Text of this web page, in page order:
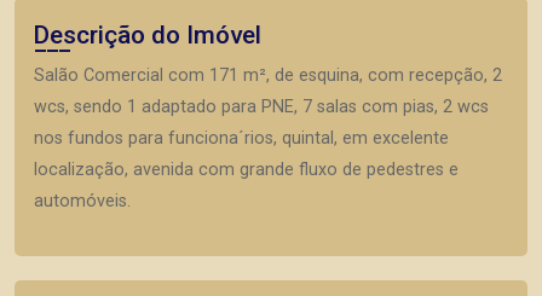
Descrição do Imóvel
Salão Comercial com 171 m², de esquina, com recepção, 2
wcs, sendo 1 adaptado para PNE, 7 salas com pias, 2 wcs
nos fundos para funciona´rios, quintal, em excelente
localização, avenida com grande fluxo de pedestres e
automóveis.